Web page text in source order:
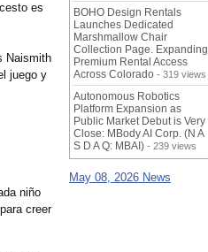
es
Naismith
juego y
niño
creer
BOHO Design Rentals
Launches Dedicated
Marshmallow Chair
Collection Page. Expanding
Premium Rental Access
Across Colorado - 319 views
Autonomous Robotics
Platform Expansion as
Public Market Debut is Very
Close: MBody AI Corp. (N A
S D A Q: MBAI) - 239 views
May 08, 2026 News